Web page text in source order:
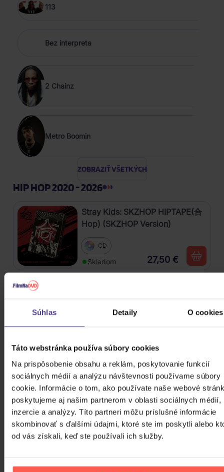
Súhlas Detaily O cookies
Táto webstránka používa súbory cookies
Na prispôsobenie obsahu a reklám, poskytovanie funkcií
sociálnych médií a analýzu návštevnosti používame súbory
cookie. Informácie o tom, ako používate naše webové
poskytujeme aj našim partnerom v oblasti sociálnych médií,
inzercie a analýzy. Títo partneri môžu príslušné informácie
skombinovať s ďalšími údajmi, ktoré ste im poskytli alebo
od vás získali, keď ste používali ich služby.
113
Bez interpreta
2 Chainz
Metro Boomin
ZOBRAZIŤ VŠETKÝCH
HIP HOP 2020 - 2026
Stray Kids: SKZHOP HIPTAPE(合
Hop) (SKZHOP Version)
CD
Skladom 27,50 €
2Vinyl
Stray Kids: ★★★★★ (5-STAR)
Skladom 29,20 €
Stray Kids: Maxident